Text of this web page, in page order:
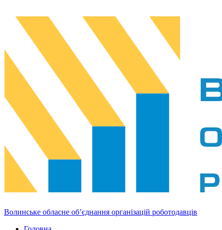
Волинське обласне об’єднання організацій роботодавців